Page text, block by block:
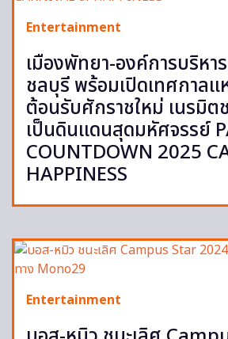
Entertainment
เมืองพัทยา-องค์การบริหา
ชลบุรี พร้อมเปิดเทศกาล
ต้อนรับศักราชใหม่ เนรมิต
เป็นดินแดนสุดมหัศจรรย์
COUNTDOWN 2025
HAPPINESS
Entertainment